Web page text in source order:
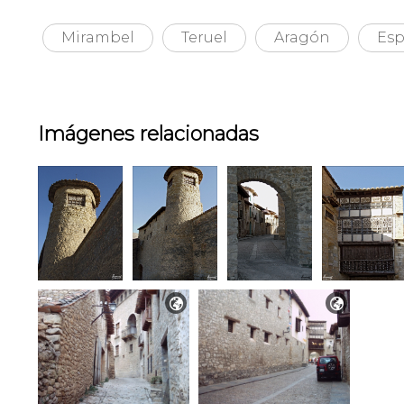
Mirambel Teruel Aragón
Imágenes relacionadas
 